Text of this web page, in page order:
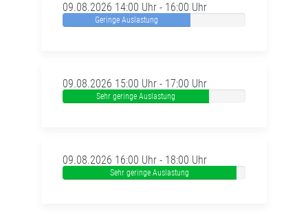
09.08.2026 14:00 Uhr - 16:00 Uhr
Geringe Auslastung
09.08.2026 15:00 Uhr - 17:00 Uhr
Sehr geringe Auslastung
09.08.2026 16:00 Uhr - 18:00 Uhr
Sehr geringe Auslastung